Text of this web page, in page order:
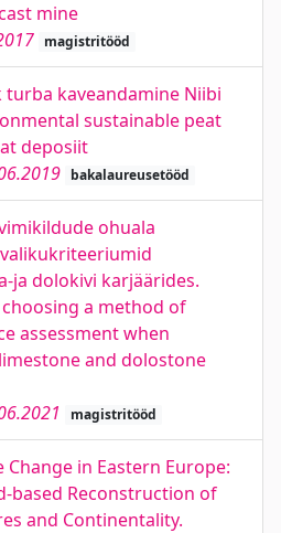
mine
magistritööd
turba kaveandamine Niibi
sustainable peat
deposiit
bakalaureusetööd
ohuala
ja dolokivi karjäärides.
a method of
assessment when
and dolostone
magistritööd
Change in Eastern Europe:
based Reconstruction of
and Continentality.